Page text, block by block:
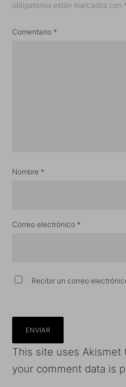
obligatorios están marcados con *
Comentario *
Nombre *
Correo electrónico *
Recibir un correo
This site uses Akismet
your comment data is